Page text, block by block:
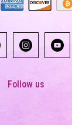
Follow us